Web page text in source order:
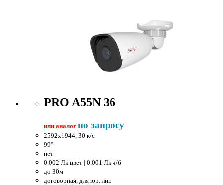
PRO A55N 36
или аналог по запросу
2592x1944, 30 к/c
99°
нет
0.002 Лк цвет | 0.001 Лк ч/б
до 30м
договорная, для юр. лиц